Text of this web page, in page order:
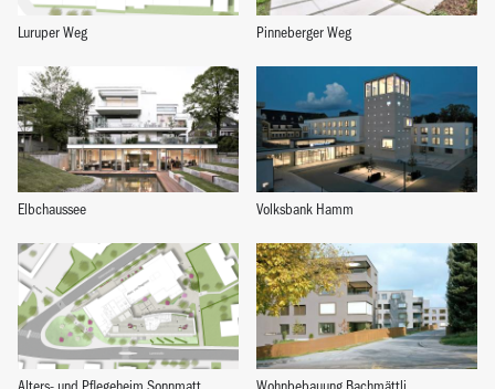
Luruper Weg Pinneberger Weg
Elbchaussee Volksbank Hamm